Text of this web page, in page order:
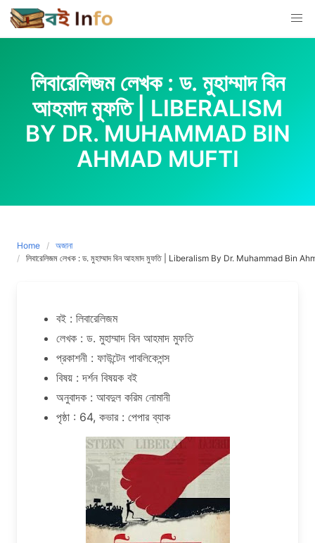
Skip
to
content
লিবারেলিজম লেখক : ড. মুহাম্মাদ বিন
আহমাদ মুফতি | LIBERALISM
BY DR. MUHAMMAD BIN
AHMAD MUFTI
Home
অজানা
লিবারেলিজম লেখক : ড. মুহাম্মাদ বিন আহমাদ মুফতি | Liberalism By Dr. Muhammad Bin
বই : লিবারেলিজম
লেখক : ড. মুহাম্মাদ বিন আহমাদ মুফতি
প্রকাশনী : ফাউন্টেন পাবলিকেশন্স
বিষয় : দর্শন বিষয়ক বই
অনুবাদক : আবদুল করিম নোমানী
পৃষ্ঠা : 64, কভার : পেপার ব্যাক